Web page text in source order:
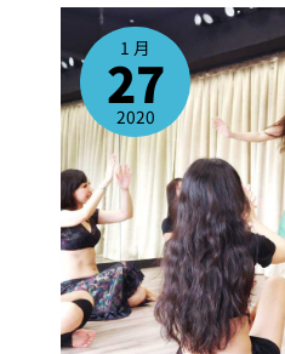
1 月
27
2020
表
演
訓
班